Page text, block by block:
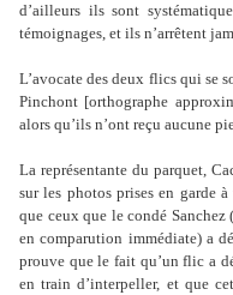
d’ailleurs ils sont
témoi­gna­ges, et ils n’arrê­tent
L’avo­cate des deux flics qui se
Pinchont [orthographe
alors qu’ils n’ont reçu aucune
La repré­sen­tante du par­quet,
sur les photos prises en garde
que ceux que le condé
en com­pa­ru­tion immé­diate) a
prouve que le fait qu’un flic a
en train d’inter­pel­ler, et que